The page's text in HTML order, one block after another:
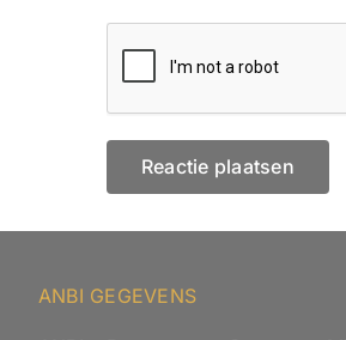
ANBI GEGEVENS